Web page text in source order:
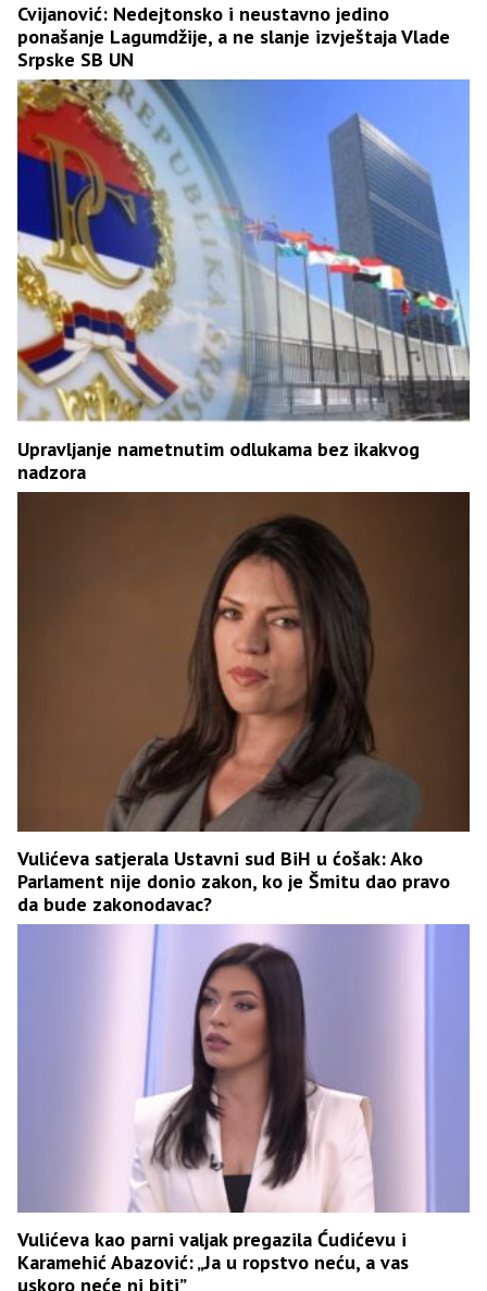
Cvijanović: Nedejtonsko i neustavno jedino
ponašanje Lagumdžije, a ne slanje izvještaja Vlade
Srpske SB UN
Upravljanje nametnutim odlukama bez ikakvog
nadzora
Vulićeva satjerala Ustavni sud BiH u ćošak: Ako
Parlament nije donio zakon, ko je Šmitu dao pravo
da bude zakonodavac?
Vulićeva kao parni valjak pregazila Ćudićevu i
Karamehić Abazović: „Ja u ropstvo neću, a vas
uskoro neće ni biti”